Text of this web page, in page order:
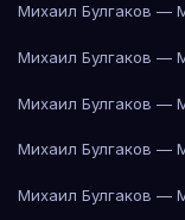
Михаил Булгаков —
Михаил Булгаков —
Михаил Булгаков —
Михаил Булгаков —
Михаил Булгаков —